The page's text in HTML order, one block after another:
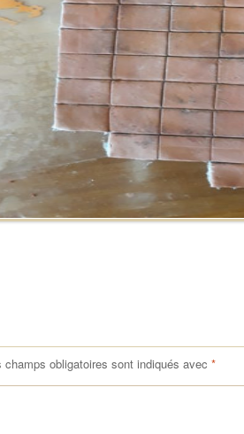
champs obligatoires sont indiqués avec *